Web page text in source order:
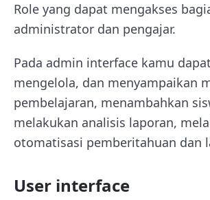
Role yang dapat mengakses
administrator dan pengajar.
Pada admin interface kamu
mengelola, dan menyampaikan
pembelajaran, menambahkan
melakukan analisis laporan,
otomatisasi pemberitahuan dan
User interface